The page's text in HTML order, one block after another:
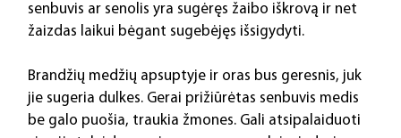
senbuvis ar senolis yra sugėręs žaibo iškrovą ir net
žaizdas laikui bėgant sugebėjęs išsigydyti.
Brandžių medžių apsuptyje ir oras bus geresnis, juk
jie sugeria dulkes. Gerai prižiūrėtas senbuvis medis
be galo puošia, traukia žmones. Gali atsipalaiduoti